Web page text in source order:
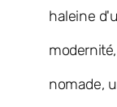
haleine
nomade,